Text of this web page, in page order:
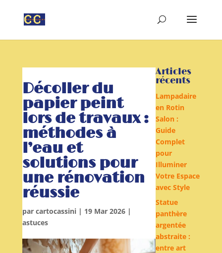
Décoller du
papier peint
lors de travaux :
méthodes à
l’eau et
solutions pour
une rénovation
réussie
par cartocassini| 19 Mar 2026|
astuces
Articles
récents
Lampadaire
en Rotin
Salon :
Guide
Complet
pour
Illuminer
Votre Espace
avec Style
Statue
panthère
argentée
abstraite :
entre art